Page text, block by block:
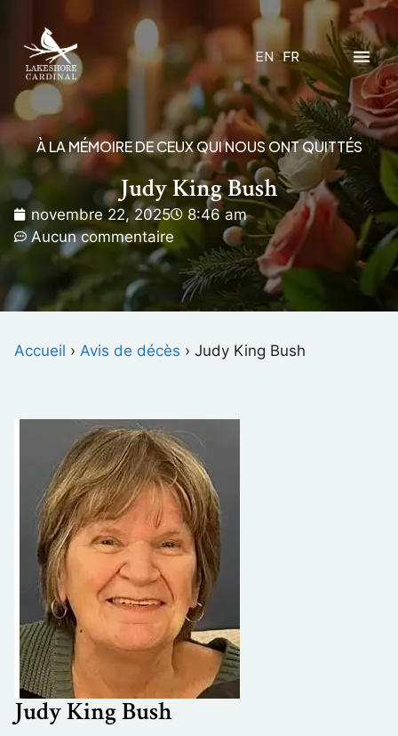
EN FR
À LA MÉMOIRE DE CEUX QUI NOUS ONT QUITTÉS
Judy King Bush
novembre 22, 2025
8:46 am
Aucun commentaire
Accueil › Avis de décès › Judy King Bush
Judy King Bush